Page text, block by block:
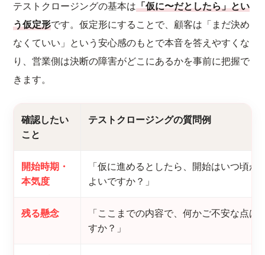
テストクロージングの基本は「仮に〜だとしたら」とい
う仮定形です。仮定形にすることで、顧客は「まだ決め
なくていい」という安心感のもとで本音を答えやすくな
り、営業側は決断の障害がどこにあるかを事前に把握で
きます。
確認したい
こと
テストクロージングの質問例
開始時期・
本気度
「仮に進めるとしたら、開始はいつ頃が
よいですか？」
残る懸念
「ここまでの内容で、何かご不安な点は
すか？」